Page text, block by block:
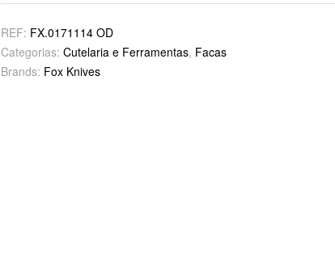
REF: FX.0171114 OD
Categorias: Cutelaria e Ferramentas, Facas
Brands: Fox Knives